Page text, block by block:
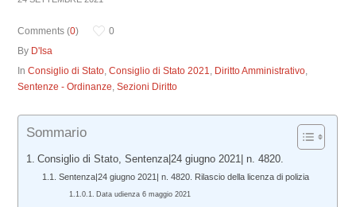
Comments (0)
0
By D'Isa
InConsiglio di Stato,Consiglio di Stato 2021, Diritto Amministrativo,
Sentenze - Ordinanze,Sezioni Diritto
Sommario
Consiglio di Stato, Sentenza|24 giugno 2021| n. 4820.
Sentenza|24 giugno 2021| n. 4820. Rilascio della licenza di polizia
Data udienza 6 maggio 2021